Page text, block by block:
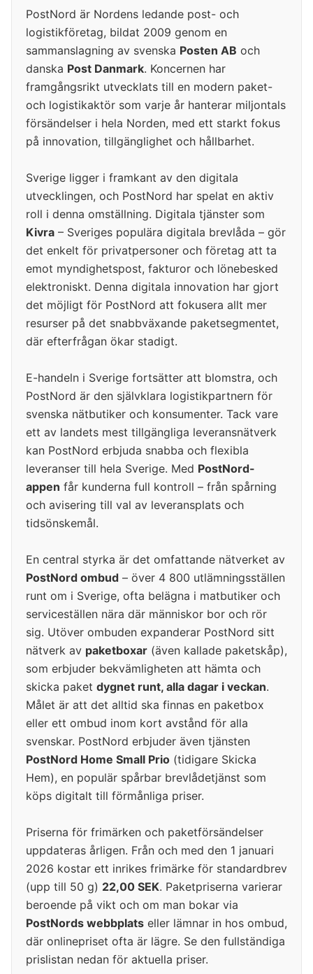
PostNord är Nordens ledande post- och
logistikföretag, bildat 2009 genom en
sammanslagning av svenska Posten AB och
danska Post Danmark. Koncernen har
framgångsrikt utvecklats till en modern paket-
och logistikaktör som varje år hanterar miljontals
försändelser i hela Norden, med ett starkt fokus
på innovation, tillgänglighet och hållbarhet.
Sverige ligger i framkant av den digitala
utvecklingen, och PostNord har spelat en aktiv
roll i denna omställning. Digitala tjänster som
Kivra – Sveriges populära digitala brevlåda – gör
det enkelt för privatpersoner och företag att ta
emot myndighetspost, fakturor och lönebesked
elektroniskt. Denna digitala innovation har gjort
det möjligt för PostNord att fokusera allt mer
resurser på det snabbväxande paketsegmentet,
där efterfrågan ökar stadigt.
E-handeln i Sverige fortsätter att blomstra, och
PostNord är den självklara logistikpartnern för
svenska nätbutiker och konsumenter. Tack vare
ett av landets mest tillgängliga leveransnätverk
kan PostNord erbjuda snabba och flexibla
leveranser till hela Sverige. Med PostNord-
appen får kunderna full kontroll – från spårning
och avisering till val av leveransplats och
tidsönskemål.
En central styrka är det omfattande nätverket av
PostNord ombud – över 4 800 utlämningsställen
runt om i Sverige, ofta belägna i matbutiker och
serviceställen nära där människor bor och rör
sig. Utöver ombuden expanderar PostNord sitt
nätverk av paketboxar (även kallade paketskåp),
som erbjuder bekvämligheten att hämta och
skicka paket dygnet runt, alla dagar i veckan.
Målet är att det alltid ska finnas en paketbox
eller ett ombud inom kort avstånd för alla
svenskar. PostNord erbjuder även tjänsten
PostNord Home Small Prio (tidigare Skicka
Hem), en populär spårbar brevlådetjänst som
köps digitalt till förmånliga priser.
Priserna för frimärken och paketförsändelser
uppdateras årligen. Från och med den 1 januari
2026 kostar ett inrikes frimärke för standardbrev
(upp till 50 g) 22,00 SEK. Paketpriserna varierar
beroende på vikt och om man bokar via
PostNords webbplats eller lämnar in hos ombud,
där onlinepriset ofta är lägre. Se den fullständiga
prislistan nedan för aktuella priser.